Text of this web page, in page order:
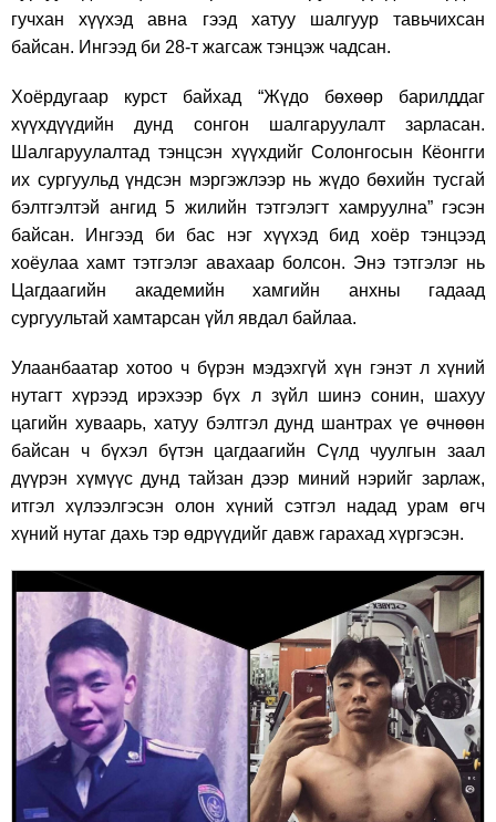
гучхан хүүхэд авна гээд хатуу шалгуур тавьчихсан
байсан. Ингээд би 28-т жагсаж тэнцэж чадсан.
Хоёрдугаар курст байхад “Жүдо бөхөөр барилддаг
хүүхдүүдийн дунд сонгон шалгаруулалт зарласан.
Шалгаруулалтад тэнцсэн хүүхдийг Солонгосын Кёонгги
их сургуульд үндсэн мэргэжлээр нь жүдо бөхийн тусгай
бэлтгэлтэй ангид 5 жилийн тэтгэлэгт хамруулна” гэсэн
байсан. Ингээд би бас нэг хүүхэд бид хоёр тэнцээд
хоёулаа хамт тэтгэлэг авахаар болсон. Энэ тэтгэлэг нь
Цагдаагийн академийн хамгийн анхны гадаад
сургуультай хамтарсан үйл явдал байлаа.
Улаанбаатар хотоо ч бүрэн мэдэхгүй хүн гэнэт л хүний
нутагт хүрээд ирэхээр бүх л зүйл шинэ сонин, шахуу
цагийн хуваарь, хатуу бэлтгэл дунд шантрах үе өчнөөн
байсан ч бүхэл бүтэн цагдаагийн Сүлд чуулгын заал
дүүрэн хүмүүс дунд тайзан дээр миний нэрийг зарлаж,
итгэл хүлээлгэсэн олон хүний сэтгэл надад урам өгч
хүний нутаг дахь тэр өдрүүдийг давж гарахад хүргэсэн.